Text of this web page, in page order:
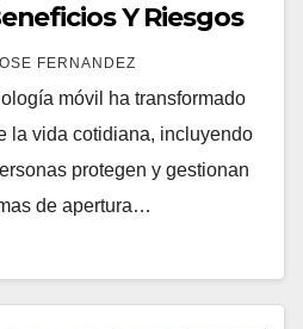
Y Riesgos
FERNANDEZ
móvil ha transformado
la vida cotidiana, incluyendo
protegen y gestionan
de apertura…